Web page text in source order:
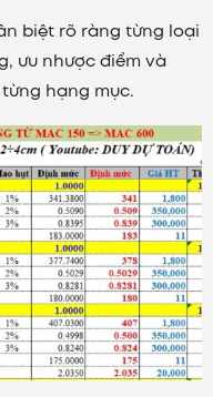
biệt rõ ràng từng loại
ưu nhược điểm và
hạng mục.